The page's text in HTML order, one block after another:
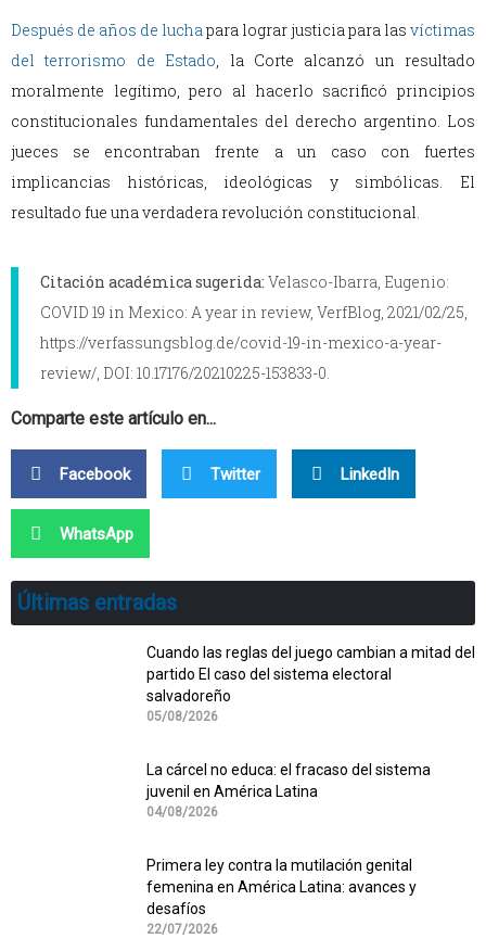
Después de años de luchapara lograr justicia para las víctimas
del terrorismo de Estado, la Corte alcanzó un resultado
moralmente legítimo, pero al hacerlo sacrificó principios
constitucionales fundamentales del derecho argentino. Los
jueces se encontraban frente a un caso con fuertes
implicancias históricas, ideológicas y simbólicas. El
resultado fue una verdadera revolución constitucional.
Citación académica sugerida: Velasco-Ibarra, Eugenio:
COVID 19 in Mexico: A year in review, VerfBlog, 2021/02/25,
https://verfassungsblog.de/covid-19-in-mexico-a-year-
review/, DOI: 10.17176/20210225-153833-0.
Comparte este artículo en...
Facebook Twitter LinkedIn
WhatsApp
Últimas entradas
Cuando las reglas del juego cambian a mitad del
partido El caso del sistema electoral
salvadoreño
05/08/2026
La cárcel no educa: el fracaso del sistema
juvenil en América Latina
04/08/2026
Primera ley contra la mutilación genital
femenina en América Latina: avances y
desafíos
22/07/2026